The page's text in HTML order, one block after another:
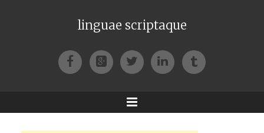
linguae scriptaque
FacebookGoogle+TwitterLinkedIn
Tumblr
Menu